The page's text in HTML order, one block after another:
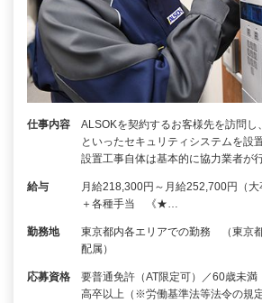
仕事内容
ALSOKを契約するお客様先を訪問し
といったセキュリティシステムを設
設置工事自体は基本的に協力業者が
給与
月給218,300円～月給252,700円（大
＋各種手当 《★…
勤務地
東京都内各エリアでの勤務 （東京
配属）
応募資格
要普通免許（AT限定可）／60歳未満
高卒以上（※労働基準法等法令の規